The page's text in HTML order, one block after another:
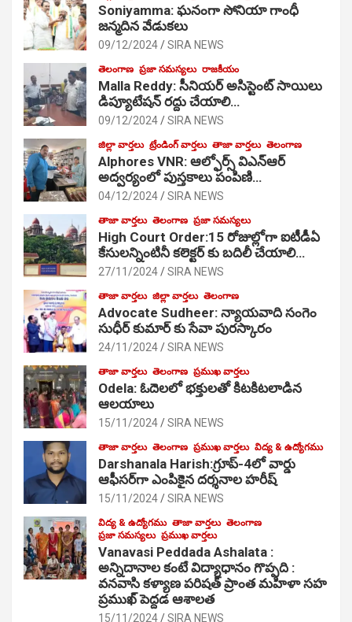
Soniyamma: ఘ‌నంగా సోనియా గాంధీ
జ‌న్మ‌దిన వేడుక‌లు
09/12/2024 SIRA NEWS
తెలంగాణ ప్రజా సమస్యలు రాజకీయం
Malla Reddy: సీనియర్ అసిస్టెంట్ సాయిలు
డిప్యూటేషన్ రద్దు చేయాలి…
09/12/2024 SIRA NEWS
జిల్లా వార్తలు ట్రేండింగ్ వార్తలు తాజా వార్తలు తెలంగాణ
Alphores VNR: ఆల్ఫోర్స్ విఎన్ఆర్
అద్వర్యంలో పుస్తకాలు పంపిణి…
04/12/2024 SIRA NEWS
తాజా వార్తలు తెలంగాణ ప్రజా సమస్యలు
High Court Order:15 రోజుల్లోగా ఐటీడీఏ
కేసులన్నింటినీ కలెక్టర్ కు బదిలీ చేయాలి…
27/11/2024 SIRA NEWS
తాజా వార్తలు జిల్లా వార్తలు తెలంగాణ
Advocate Sudheer: న్యాయవాది సంగెం
సుధీర్ కుమార్ కు సేవా పురస్కారం
24/11/2024 SIRA NEWS
తాజా వార్తలు తెలంగాణ ప్రముఖ వార్తలు
Odela: ఓదెల‌లో భక్తులతో కిటకిటలాడిన
ఆల‌యాలు
15/11/2024 SIRA NEWS
తాజా వార్తలు తెలంగాణ ప్రముఖ వార్తలు విద్య & ఉద్యోగము
Darshanala Harish:గ్రూప్-4లో వార్డు
ఆఫీసర్‌గా ఎంపికైన దర్శనాల హరీష్
15/11/2024 SIRA NEWS
విద్య & ఉద్యోగము తాజా వార్తలు తెలంగాణ
ప్రజా సమస్యలు ప్రముఖ వార్తలు
Vanavasi Peddada Ashalata :
అన్నిదానాల కంటే విద్యాధానం గొప్పది :
వనవాసి కళ్యాణ పరిషత్ ప్రాంత మహిళా సహ
ప్రముఖ్ పెద్దడ ఆశాలత
15/11/2024 SIRA NEWS